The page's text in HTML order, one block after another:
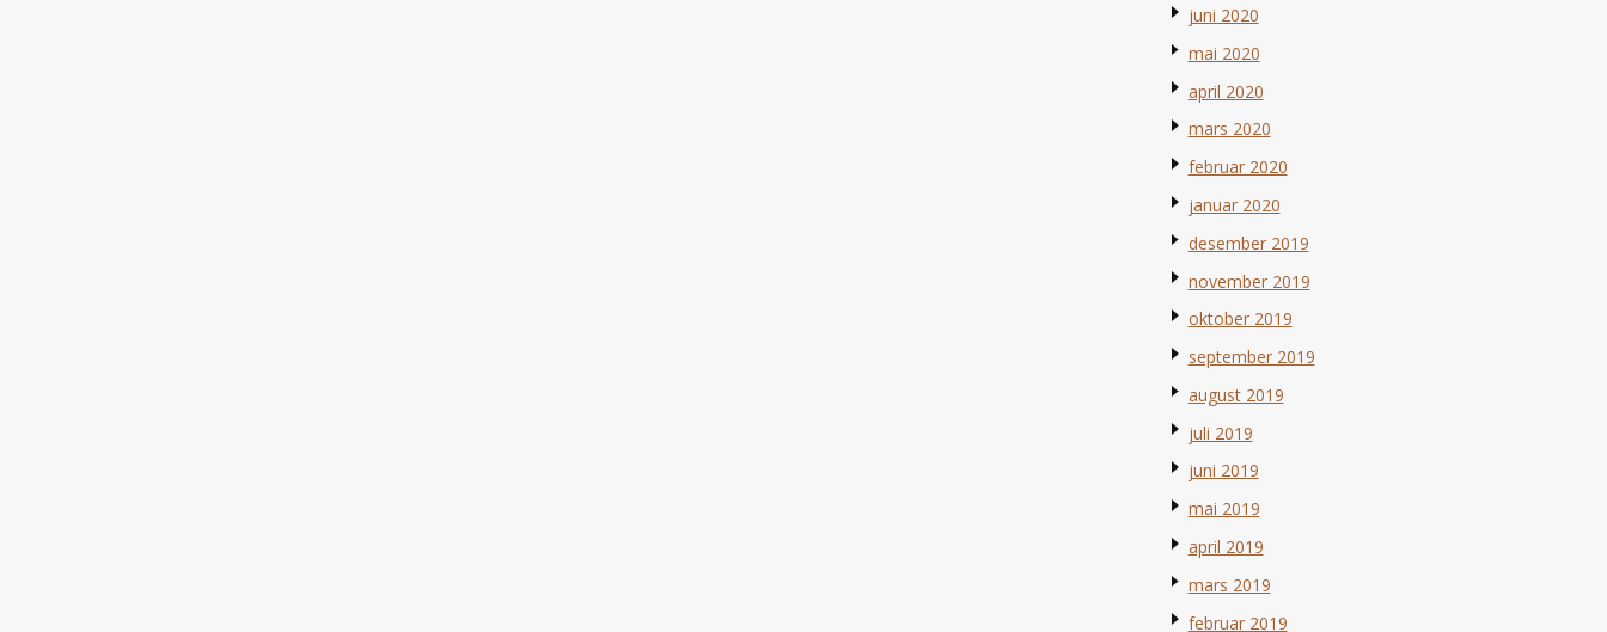
juni 2020
mai 2020
april 2020
mars 2020
februar 2020
januar 2020
desember 2019
november 2019
oktober 2019
september 2019
august 2019
juli 2019
juni 2019
mai 2019
april 2019
mars 2019
februar 2019